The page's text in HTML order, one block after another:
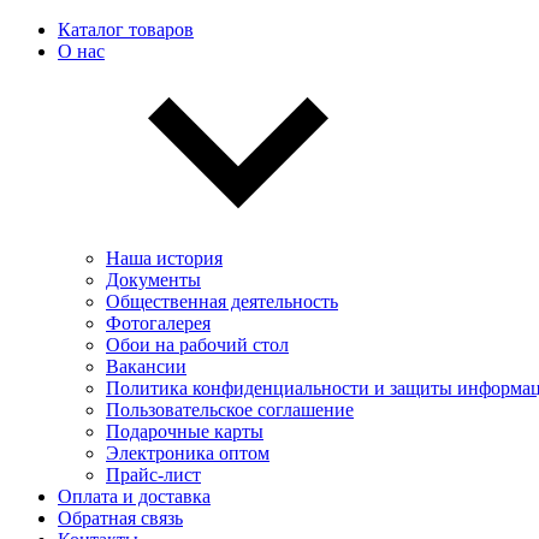
Каталог товаров
О нас
Наша история
Документы
Общественная деятельность
Фотогалерея
Обои на рабочий стол
Вакансии
Политика конфиденциальности и защиты
Пользовательскоe соглашение
Подарочные карты
Электроника оптом
Прайс-лист
Оплата и доставка
Обратная связь